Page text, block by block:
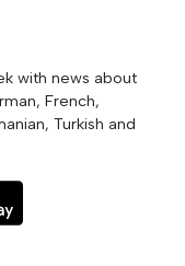
with news about
French,
Turkish and